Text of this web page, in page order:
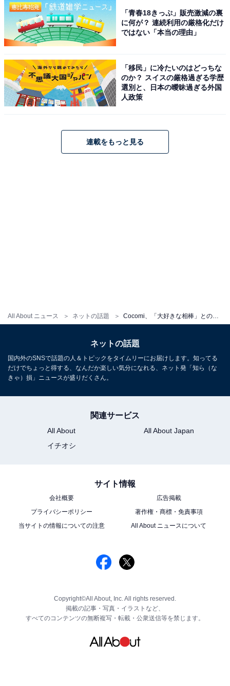
All About ニュース ネットの話題
「青春18きっぷ」販売激減の裏
に何が？ 連続利用の厳格化だけ
ではない「本当の理由」
「移民」に冷たいのはどっちな
のか？ スイスの厳格過ぎる学歴
選別と、日本の曖昧過ぎる外国
人政策
連載をもっと見る
ネットの話題
国内外のSNSで話題の人＆トピックをタイムリーにお届けします。知ってる
だけでちょっと得する、なんだか楽しい気分になれる、ネット発「知ら（な
きゃ）損」ニュースが盛りだくさん。
関連サービス
All About
All About Japan
イチオシ
サイト情報
会社概要
広告掲載
プライバシーポリシー
著作権・商標・免責事項
当サイトの情報についての注意
All About ニュースについて
Copyright©All About, Inc. All rights reserved.
掲載の記事・写真・イラストなど、
すべてのコンテンツの無断複写・転載・公衆送信等を禁じます。